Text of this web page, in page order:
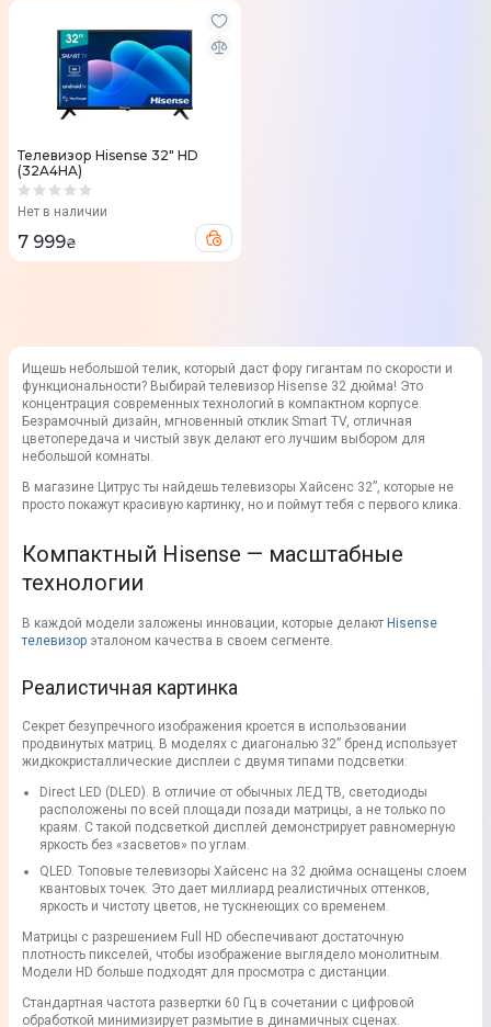
Телевизор Hisense 32" HD
(32A4HA)
Нет в наличии
7 999₴
Ищешь небольшой телик, который даст фору гигантам по скорости и
функциональности? Выбирай телевизор Hisense 32 дюйма! Это
концентрация современных технологий в компактном корпусе.
Безрамочный дизайн, мгновенный отклик Smart TV, отличная
цветопередача и чистый звук делают его лучшим выбором для
небольшой комнаты.
В магазине Цитрус ты найдешь телевизоры Хайсенс 32”, которые не
просто покажут красивую картинку, но и поймут тебя с первого клика.
Компактный Hisense — масштабные
технологии
В каждой модели заложены инновации, которые делают Hisense
телевизор эталоном качества в своем сегменте.
Реалистичная картинка
Секрет безупречного изображения кроется в использовании
продвинутых матриц. В моделях с диагональю 32” бренд использует
жидкокристаллические дисплеи с двумя типами подсветки:
Direct LED (DLED). В отличие от обычных ЛЕД ТВ, светодиоды
расположены по всей площади позади матрицы, а не только по
краям. С такой подсветкой дисплей демонстрирует равномерную
яркость без «засветов» по углам.
QLED. Топовые телевизоры Хайсенс на 32 дюйма оснащены слоем
квантовых точек. Это дает миллиард реалистичных оттенков,
яркость и чистоту цветов, не тускнеющих со временем.
Матрицы с разрешением Full HD обеспечивают достаточную
плотность пикселей, чтобы изображение выглядело монолитным.
Модели HD больше подходят для просмотра с дистанции.
Стандартная частота развертки 60 Гц в сочетании с цифровой
обработкой минимизирует размытие в динамичных сценах.